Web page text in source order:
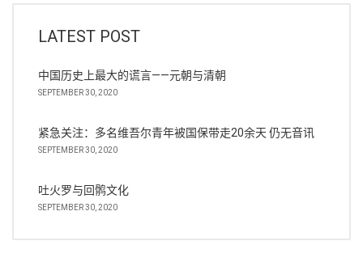
LATEST POST
中国历史上最大的谎言——元朝与清朝
SEPTEMBER 30, 2020
紧急关注：多名维吾尔青年被国保带走20余天 仍无音讯
SEPTEMBER 30, 2020
吐火罗与回鹘文化
SEPTEMBER 30, 2020